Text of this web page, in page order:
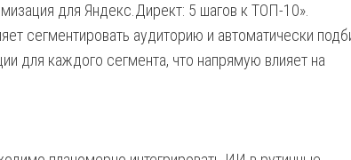
для Яндекс.Директ: 5 шагов к ТОП-10».
сегментировать аудиторию и автоматически
для каждого сегмента, что напрямую влияет на